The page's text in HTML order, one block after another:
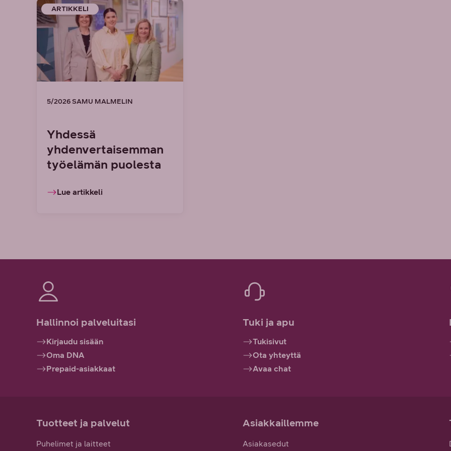
ARTIKKELI
5/2026 SAMU MALMELIN
Yhdessä
yhdenvertaisemman
työelämän puolesta
Lue artikkeli
Hallinnoi palveluitasi
Kirjaudu sisään
Oma DNA
Prepaid-asiakkaat
Tuki ja apu
Tukisivut
Ota yhteyttä
Avaa chat
Tuotteet ja palvelut
Puhelimet ja laitteet
Asiakkaillemme
Asiakasedut